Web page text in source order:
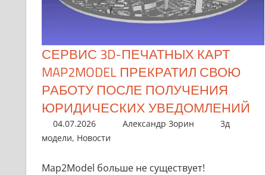
СЕРВИС 3D-ПЕЧАТНЫХ КАРТ
MAP2MODEL ПРЕКРАТИЛ СВОЮ
РАБОТУ ПОСЛЕ ПОЛУЧЕНИЯ
ЮРИДИЧЕСКИХ УВЕДОМЛЕНИЙ
04.07.2026 Александр Зорин
3д
модели, Новости
Map2Model больше не существует!